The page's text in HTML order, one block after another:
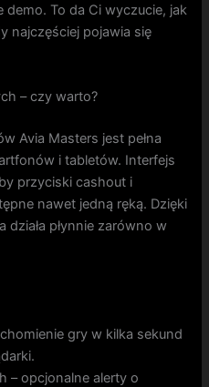
To da Ci wyczucie, jak
najczęściej pojawia się
– czy warto?
Avia Masters jest pełna
i tabletów. Interfejs
przyciski cashout i
nawet jedną ręką. Dzięki
działa płynnie zarówno w
gry w kilka sekund
– opcjonalne alerty o